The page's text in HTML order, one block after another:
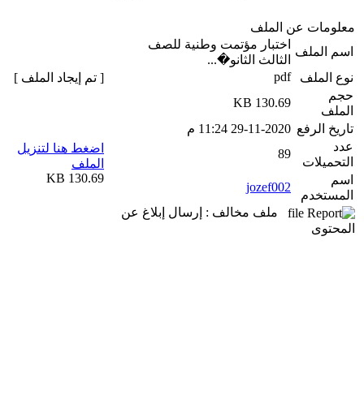
معلومات عن الملف
اسم الملف
اختبار مؤتمت وطنية للصف
الثالث الثانو�...
نوع الملف
pdf
حجم
الملف
130.69 KB
تاريخ الرفع 29-11-2020 11:24 م
عدد
التحميلات
89
اسم
المستخدم
jozef002
ملف مخالف : إرسال إبلاغ عن
المحتوى
[ تم إيجاد الملف ]
اضغط هنا لتنزيل
الملف
130.69 KB